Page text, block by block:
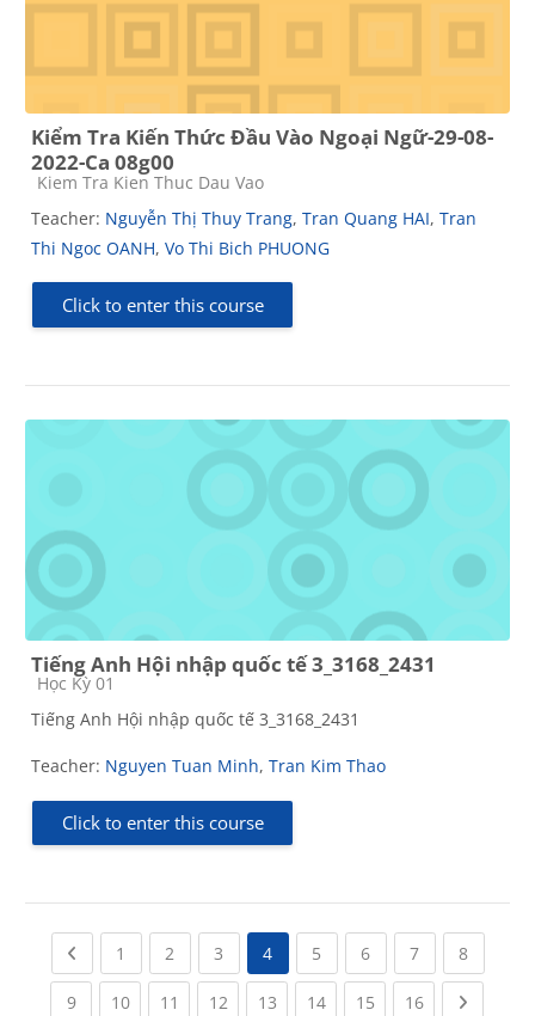
Kiểm Tra Kiến Thức Đầu Vào Ngoại Ngữ-29-08-
2022-Ca 08g00
Course category
Kiem Tra Kien Thuc Dau Vao
Teacher: Nguyễn Thị Thuy Trang, Tran Quang HAI, Tran
Thi Ngoc OANH, Vo Thi Bich PHUONG
Click to enter this course
Tiếng Anh Hội nhập quốc tế 3_3168_2431
Course category
Học Kỳ 01
Tiếng Anh Hội nhập quốc tế 3_3168_2431
Teacher: Nguyen Tuan Minh, Tran Kim Thao
Click to enter this course
Previous page
1 (current)
2 (current)
3 (current)
4 5 (current)
6(current)
7(current)
8(current)
9(current)
10(current)
11 (current)
12(current)
13(current)
14(current)
15(current)
16(current)